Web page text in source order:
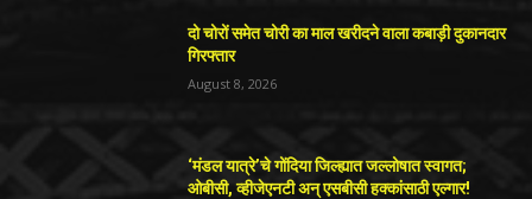
दो चोरों समेत चोरी का माल खरीदने वाला कबाड़ी दुकानदार
गिरफ्तार
August 8, 2026
‘मंडल यात्रे’चे गोंदिया जिल्ह्यात जल्लोषात स्वागत;
ओबीसी, व्हीजेएनटी अन् एसबीसी हक्कांसाठी एल्गार!